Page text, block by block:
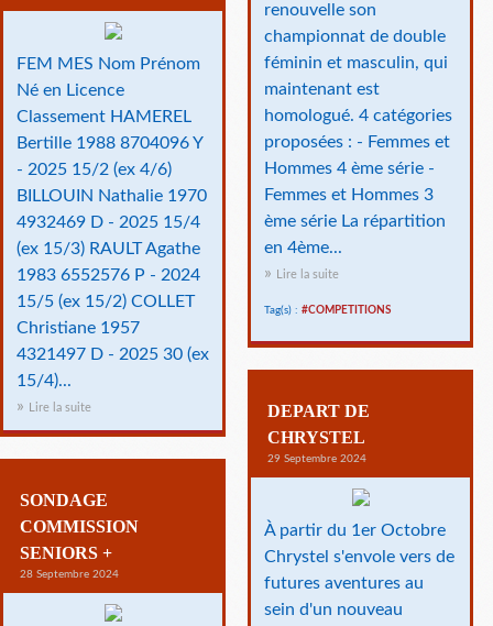
renouvelle son
championnat de double
féminin et masculin, qui
maintenant est
homologué. 4 catégories
proposées : - Femmes et
Hommes 4 ème série -
Femmes et Hommes 3
ème série La répartition
en 4ème...
Lire la suite
Tag(s) : #COMPETITIONS
FEM MES Nom Prénom
Né en Licence
Classement HAMEREL
Bertille 1988 8704096 Y
- 2025 15/2 (ex 4/6)
BILLOUIN Nathalie 1970
4932469 D - 2025 15/4
(ex 15/3) RAULT Agathe
1983 6552576 P - 2024
15/5 (ex 15/2) COLLET
Christiane 1957
4321497 D - 2025 30 (ex
15/4)...
Lire la suite
DEPART DE
CHRYSTEL
29 Septembre 2024
À partir du 1er Octobre
Chrystel s'envole vers de
futures aventures au
sein d'un nouveau
SONDAGE
COMMISSION
SENIORS +
28 Septembre 2024